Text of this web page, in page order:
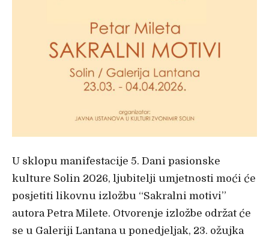
U sklopu manifestacije 5. Dani pasionske
kulture Solin 2026, ljubitelji umjetnosti moći će
posjetiti likovnu izložbu “Sakralni motivi”
autora Petra Milete. Otvorenje izložbe održat će
se u Galeriji Lantana u ponedjeljak, 23. ožujka